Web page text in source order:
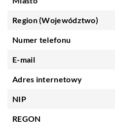
Region (Województwo)
Numer telefonu
E-mail
Adres internetowy
NIP
REGON